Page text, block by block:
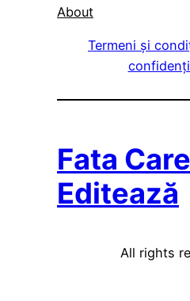
About
Termeni și
Fata Care
Editează
All rights